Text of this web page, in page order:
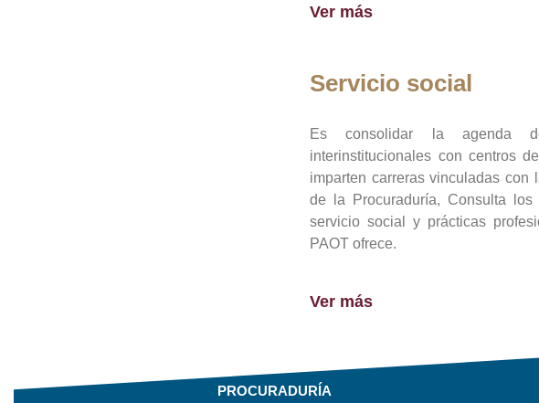
Ver más
Servicio social
Es consolidar la agenda
interinstitucionales con centros
imparten carreras vinculadas con
de la Procuraduría, Consulta los
servicio social y prácticas
PAOT ofrece.
Ver más
PROCURADURÍA